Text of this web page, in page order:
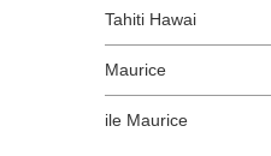
Tahiti Hawai
Maurice
ile Maurice